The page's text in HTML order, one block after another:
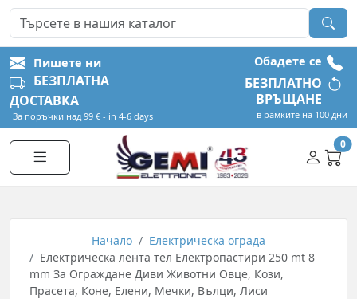
Пишете ни Обадете се
БЕЗПЛАТНА
ДОСТАВКА
За поръчки над 99 € - in 4-6 days
БЕЗПЛАТНО
ВРЪЩАНЕ
в рамките на 100 дни
0
Начало
Електрическа ограда
Електрическа лента тел Електропастири 250 mt 8
mm За Ограждане Диви Животни Овце, Кози,
Прасета, Коне, Елени, Мечки, Вълци, Лиси